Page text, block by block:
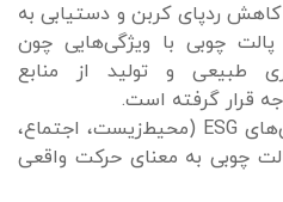
کاهش ردپای کربن و دستیابی به
چوبی با ویژگی‌هایی چون
طبیعی و تولید از منابع
قرار گرفته است.
برای شرکت‌هایی که در گزارش‌های ESG (محیط‌زیست، اجتماع،
چوبی به معنای حرکت واقعی